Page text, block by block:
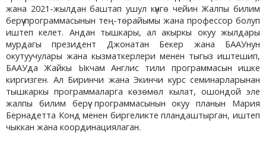
жана 2021-жылдан баштап ушул күнгө чейин Жалпы билим
берүү программасынын тең-төрайымы жана профессор болуп
иштеп келет. Андан тышкары, ал акыркы окуу жылдары
мурдагы президент Джонатан Бекер жана БААУнун
окутуучулары жана кызматкерлери менен тыгыз иштешип,
БААУда Жайкы Ыкчам Англис тили программасын ишке
киргизген. Ал Биринчи жана Экинчи курс семинарларынан
тышкаркы программаларга көзөмөл кылат, ошондой эле
жалпы билим берүү программасынын окуу планын Мария
Бернадетта Конд менен биргеликте пландаштырган, иштеп
чыккан жана координациялаган.